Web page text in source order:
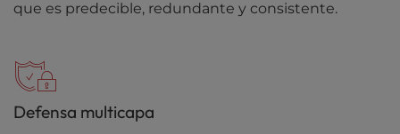
que es predecible, redundante y consistente.
Defensa multicapa